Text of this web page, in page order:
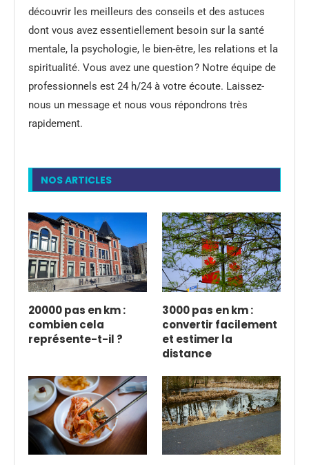
découvrir les meilleurs des conseils et des astuces
dont vous avez essentiellement besoin sur la santé
mentale, la psychologie, le bien-être, les relations et la
spiritualité. Vous avez une question ? Notre équipe de
professionnels est 24 h/24 à votre écoute. Laissez-
nous un message et nous vous répondrons très
rapidement.
NOS ARTICLES
20000 pas en km :
combien cela
représente-t-il ?
3000 pas en km :
convertir facilement
et estimer la
distance